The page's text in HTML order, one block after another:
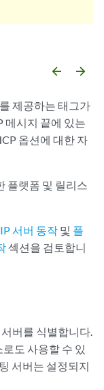
arrow_backward arrow_forward
제공하는 태그가
메시지 끝에 있는
옵션에 대한 자
플랫폼 및 릴리스
서버 동작 및 플
섹션을 검토합니
버를 식별합니다.
도 사용할 수 있
서버는 설정되지